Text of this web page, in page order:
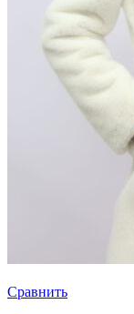
Сравнить